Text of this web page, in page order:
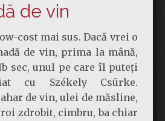
de vin
cost mai sus. Dacă vrei o
de vin, prima la mână,
sec, unul pe care îl puteți
cu Székely Csürke.
de vin, ulei de măsline,
zdrobit, cimbru, ba chiar